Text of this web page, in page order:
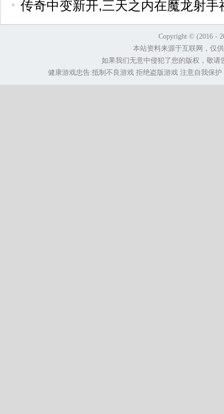
传奇中变新开,三天之内在魔龙射手
Copyright © (2016 -
本站资料来源于互联网，仅
如果我们无意中侵犯了您的版权，敬
健康游戏忠告:抵制不良游戏 拒绝盗版游戏 注意自我保